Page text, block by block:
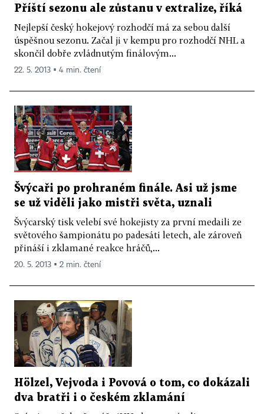
Příští sezonu ale zůstanu v extralize, říká
Nejlepší český hokejový rozhodčí má za sebou další
úspěšnou sezonu. Začal ji v kempu pro rozhodčí NHL a
skončil dobře zvládnutým finálovým...
22. 5. 2013 ▪ 4 min. čtení
Švýcaři po prohraném finále. Asi už jsme
se už viděli jako mistři světa, uznali
Švýcarský tisk velebí své hokejisty za první medaili ze
světového šampionátu po padesáti letech, ale zároveň
přináší i zklamané reakce hráčů,...
20. 5. 2013 ▪ 2 min. čtení
Hölzel, Vejvoda i Povová o tom, co dokázali
dva bratři i o českém zklamání